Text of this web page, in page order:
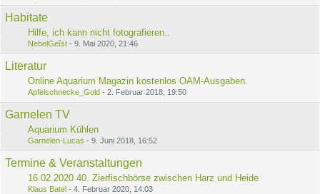
Habitate
Hilfe, ich kann nicht fotografieren..
NebelGeîst - 9. Mai 2020, 21:46
Literatur
Online Aquarium Magazin kostenlos OAM-Ausgaben.
Apfelschnecke_Gold - 2. Februar 2018, 19:50
Garnelen TV
Aquarium Kühlen
Garnelen-Lucas - 9. Juni 2018, 16:52
Termine & Veranstaltungen
16.02.2020 40. Zierfischbörse zwischen Harz und Heide
Klaus Batel - 4. Februar 2020, 14:03